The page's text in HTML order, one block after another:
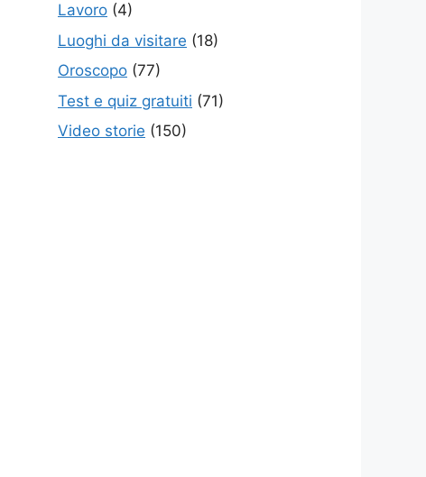
Lavoro (4)
Luoghi da visitare (18)
Oroscopo (77)
Test e quiz gratuiti (71)
Video storie (150)